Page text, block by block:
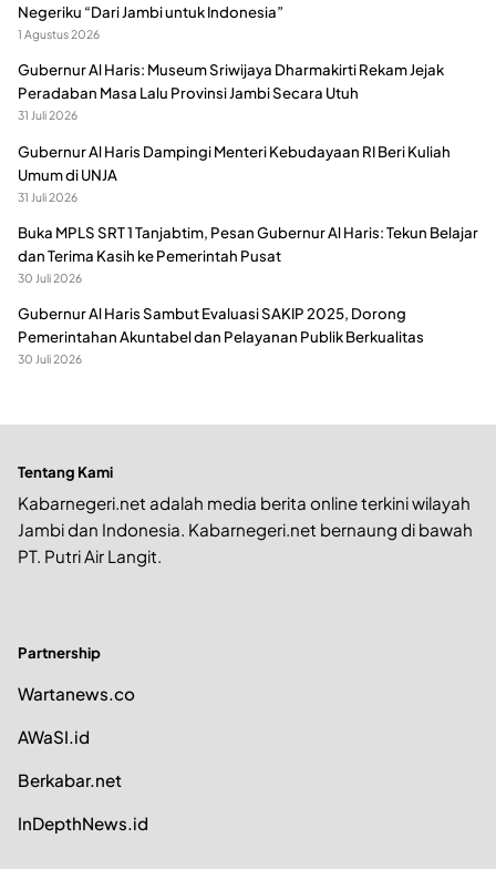
Negeriku “Dari Jambi untuk Indonesia”
1 Agustus 2026
Gubernur Al Haris: Museum Sriwijaya Dharmakirti Rekam Jejak
Peradaban Masa Lalu Provinsi Jambi Secara Utuh
31 Juli 2026
Gubernur Al Haris Dampingi Menteri Kebudayaan RI Beri Kuliah
Umum di UNJA
31 Juli 2026
Buka MPLS SRT 1 Tanjabtim, Pesan Gubernur Al Haris: Tekun Belajar
dan Terima Kasih ke Pemerintah Pusat
30 Juli 2026
Gubernur Al Haris Sambut Evaluasi SAKIP 2025, Dorong
Pemerintahan Akuntabel dan Pelayanan Publik Berkualitas
30 Juli 2026
Tentang Kami
Kabarnegeri.net adalah media berita online terkini wilayah
Jambi dan Indonesia. Kabarnegeri.net bernaung di bawah
PT. Putri Air Langit.
Partnership
Wartanews.co
AWaSI.id
Berkabar.net
InDepthNews.id